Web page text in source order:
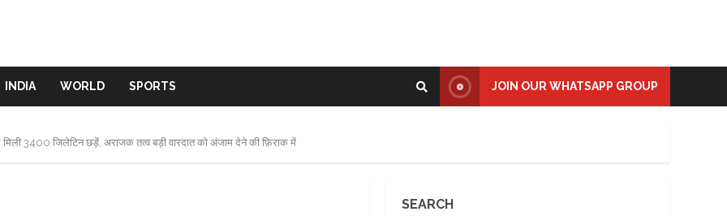
INDIA WORLD SPORTS JOIN OUR WHATSAPP GROUP
3400 जिलेटिन छड़ें, अराजक तत्व बड़ी वारदात को अंजाम देने की फ़िराक में
SEARCH